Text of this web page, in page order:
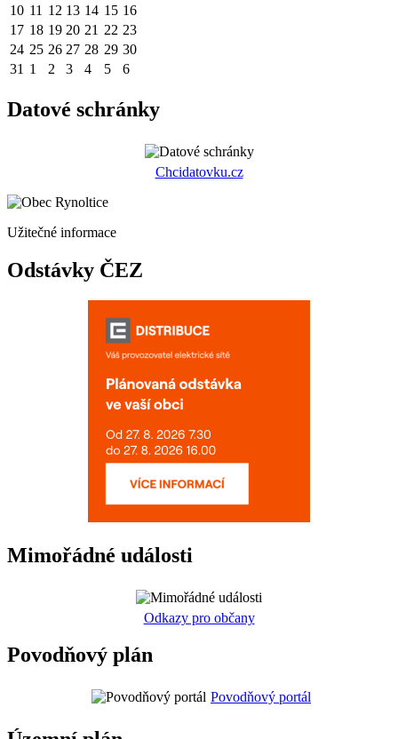
10 11 12 13 14 15 16
17 18 19 20 21 22 23
24 25 26 27 28 29 30
31 1 2 3 4 5 6
Datové schránky
Chcidatovku.cz
Užitečné informace
Odstávky ČEZ
Mimořádné události
Odkazy pro občany
Povodňový plán
Povodňový portál